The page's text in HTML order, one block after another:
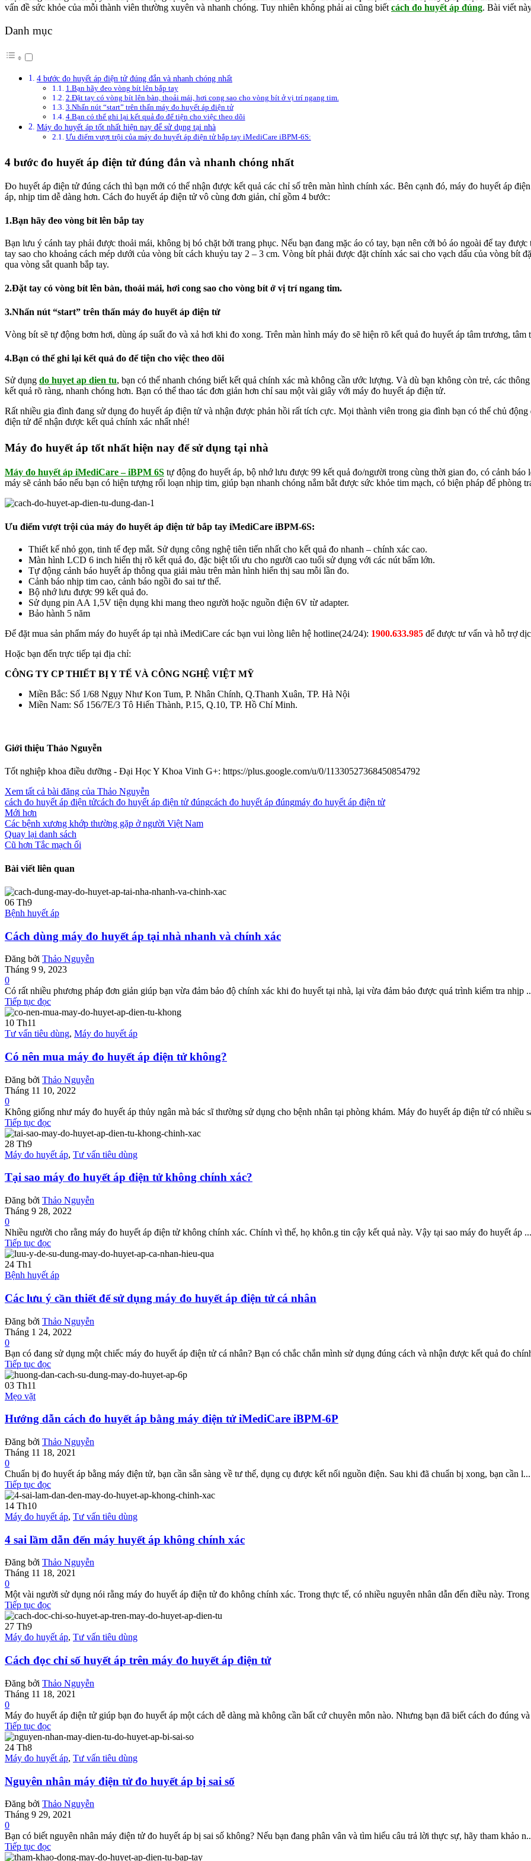
vấn đề sức khỏe của mỗi thành viên thường xuyên và nhanh chóng. Tuy nhiên không phải ai cũng biết cách đo huyết áp đúng. Bài viết
Danh mục
4 bước đo huyết áp điện tử đúng đắn và nhanh chóng nhất
1.Bạn hãy đeo vòng bít lên bắp tay
2.Đặt tay có vòng bít lên bàn, thoải mái, hơi cong sao cho vòng bít ở vị trí ngang tim.
3.Nhấn nút “start” trên thấn máy đo huyết áp điện tử
4.Bạn có thể ghi lại kết quả đo để tiện cho việc theo dõi
Máy đo huyết áp tốt nhất hiện nay để sử dụng tại nhà
Ưu điểm vượt trội của máy đo huyết áp điện tử bắp tay iMediCare iBPM-6S:
4 bước đo huyết áp điện tử đúng đắn và nhanh chóng nhất
Đo huyết áp điện tử đúng cách thì bạn mới có thể nhận được kết quả các chỉ số trên màn hình chính xác. Bên cạnh đó, máy đo huyết áp
áp, nhịp tim dễ dàng hơn. Cách đo huyết áp điện tử vô cùng đơn giản, chỉ gồm 4 bước:
1.Bạn hãy đeo vòng bít lên bắp tay
Bạn lưu ý cánh tay phải được thoải mái, không bị bó chặt bởi trang phục. Nếu bạn đang mặc áo có tay, bạn nên cởi bỏ áo ngoài để tay
tay sao cho khoảng cách mép dưới của vòng bít cách khuỷu tay 2 – 3 cm. Vòng bít phải được đặt chính xác sai cho vạch dấu của vòng bít
qua vòng sắt quanh bắp tay.
2.Đặt tay có vòng bít lên bàn, thoải mái, hơi cong sao cho vòng bít ở vị trí ngang tim.
3.Nhấn nút “start” trên thấn máy đo huyết áp điện tử
Vòng bít sẽ tự động bơm hơi, dùng áp suất đo và xả hơi khi đo xong. Trên màn hình máy đo sẽ hiện rõ kết quả đo huyết áp tâm trương, tâm
4.Bạn có thể ghi lại kết quả đo để tiện cho việc theo dõi
Sử dụng do huyet ap dien tu, bạn có thể nhanh chóng biết kết quả chính xác mà không cần ước lượng. Và dù bạn không còn trẻ, các
kết quả rõ ràng, nhanh chóng hơn. Bạn có thể thao tác đơn giản hơn chỉ sau một vài giây với máy đo huyết áp điện tử.
Rất nhiều gia đình đang sử dụng đo huyết áp điện tử và nhận được phản hồi rất tích cực. Mọi thành viên trong gia đình bạn có thể chủ
điện tử để nhận được kết quả chính xác nhất nhé!
Máy đo huyết áp tốt nhất hiện nay để sử dụng tại nhà
Máy đo huyết áp iMediCare – iBPM 6S tự động đo huyết áp, bộ nhớ lưu được 99 kết quả đo/người trong cùng thời gian đo, có cảnh
máy sẽ cảnh báo nếu bạn có hiện tượng rối loạn nhịp tim, giúp bạn nhanh chóng nắm bắt được sức khỏe tim mạch, có biện pháp để phòng
Ưu điểm vượt trội của máy đo huyết áp điện tử bắp tay iMediCare iBPM-6S:
Thiết kế nhỏ gọn, tinh tế đẹp mắt. Sử dụng công nghệ tiên tiến nhất cho kết quả đo nhanh – chính xác cao.
Màn hình LCD 6 inch hiển thị rõ kết quả đo, đặc biệt tối ưu cho người cao tuổi sử dụng với các nút bấm lớn.
Tự động cảnh báo huyết áp thông qua giải màu trên màn hình hiển thị sau mỗi lần đo.
Cảnh báo nhịp tim cao, cảnh báo ngồi đo sai tư thế.
Bộ nhớ lưu được 99 kết quả đo.
Sử dụng pin AA 1,5V tiện dụng khi mang theo người hoặc nguồn điện 6V từ adapter.
Bảo hành 5 năm
Để đặt mua sản phẩm máy đo huyết áp tại nhà iMediCare các bạn vui lòng liên hệ hotline(24/24): 1900.633.985 để được tư vấn và hỗ trợ
Hoặc bạn đến trực tiếp tại địa chỉ:
CÔNG TY CP THIẾT BỊ Y TẾ VÀ CÔNG NGHỆ VIỆT MỸ
Miền Bắc: Số 1/68 Ngụy Như Kon Tum, P. Nhân Chính, Q.Thanh Xuân, TP. Hà Nội
Miền Nam: Số 156/7E/3 Tô Hiến Thành, P.15, Q.10, TP. Hồ Chí Minh.
Giới thiệu Thảo Nguyễn
Tốt nghiệp khoa điều dưỡng - Đại Học Y Khoa Vinh G+: https://plus.google.com/u/0/11330527368450854792
Xem tất cả bài đăng của Thảo Nguyễn
cách đo huyết áp điện tửcách đo huyết áp điện tử đúngcách đo huyết áp đúngmáy đo huyết áp điện tử
Mới hơn
Các bệnh xương khớp thường gặp ở người Việt Nam
Quay lại danh sách
Cũ hơn Tắc mạch ối
Bài viết liên quan
06 Th9
Bệnh huyết áp
Cách dùng máy đo huyết áp tại nhà nhanh và chính xác
Đăng bởi Thảo Nguyễn
Tháng 9 9, 2023
0
Có rất nhiều phương pháp đơn giản giúp bạn vừa đảm bảo độ chính xác khi đo huyết tại nhà, lại vừa đảm bảo được quá trình kiểm tra nhịp
Tiếp tục đọc
10 Th11
Tư vấn tiêu dùng, Máy đo huyết áp
Có nên mua máy đo huyết áp điện tử không?
Đăng bởi Thảo Nguyễn
Tháng 11 10, 2022
0
Không giống như máy đo huyết áp thủy ngân mà bác sĩ thường sử dụng cho bệnh nhân tại phòng khám. Máy đo huyết áp điện tử có nhiều
Tiếp tục đọc
28 Th9
Máy đo huyết áp, Tư vấn tiêu dùng
Tại sao máy đo huyết áp điện tử không chính xác?
Đăng bởi Thảo Nguyễn
Tháng 9 28, 2022
0
Nhiều người cho rằng máy đo huyết áp điện tử không chính xác. Chính vì thế, họ khôn.g tin cậy kết quả này. Vậy tại sao máy đo huyết áp ...
Tiếp tục đọc
24 Th1
Bệnh huyết áp
Các lưu ý cần thiết để sử dụng máy đo huyết áp điện tử cá nhân
Đăng bởi Thảo Nguyễn
Tháng 1 24, 2022
0
Bạn có đang sử dụng một chiếc máy đo huyết áp điện tử cá nhân? Bạn có chắc chắn mình sử dụng đúng cách và nhận được kết quả đo
Tiếp tục đọc
03 Th11
Mẹo vặt
Hướng dẫn cách đo huyết áp bằng máy điện tử iMediCare iBPM-6P
Đăng bởi Thảo Nguyễn
Tháng 11 18, 2021
0
Chuẩn bị đo huyết áp bằng máy điện tử, bạn cần sẵn sàng về tư thế, dụng cụ được kết nối nguồn điện. Sau khi đã chuẩn bị xong, bạn cần l...
Tiếp tục đọc
14 Th10
Máy đo huyết áp, Tư vấn tiêu dùng
4 sai lầm dẫn đến máy huyết áp không chính xác
Đăng bởi Thảo Nguyễn
Tháng 11 18, 2021
0
Một vài người sử dụng nói rằng máy đo huyết áp điện tử đo không chính xác. Trong thực tế, có nhiều nguyên nhân dẫn đến điều này. Trong
Tiếp tục đọc
27 Th9
Máy đo huyết áp, Tư vấn tiêu dùng
Cách đọc chỉ số huyết áp trên máy đo huyết áp điện tử
Đăng bởi Thảo Nguyễn
Tháng 11 18, 2021
0
Máy đo huyết áp điện tử giúp bạn đo huyết áp một cách dễ dàng mà không cần bất cứ chuyên môn nào. Nhưng bạn đã biết cách đo đúng và
Tiếp tục đọc
24 Th8
Máy đo huyết áp, Tư vấn tiêu dùng
Nguyên nhân máy điện tử đo huyết áp bị sai số
Đăng bởi Thảo Nguyễn
Tháng 9 29, 2021
0
Bạn có biết nguyên nhân máy điện tử đo huyết áp bị sai số không? Nếu bạn đang phân vân và tìm hiểu câu trả lời thực sự, hãy tham khảo
Tiếp tục đọc